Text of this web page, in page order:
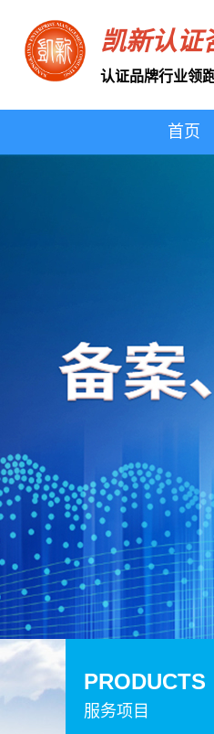
凯新认证
认证品牌行业领
首页
服务项目
PRODUCTS